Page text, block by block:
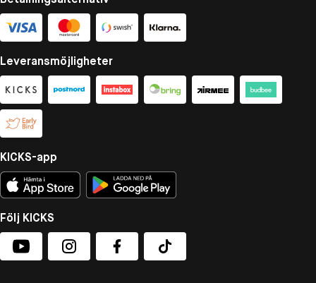
Leveransmöjligheter
KICKS-app
Följ KICKS